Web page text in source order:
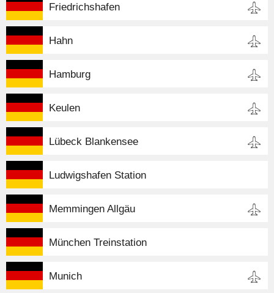
Friedrichshafen
Hahn
Hamburg
Keulen
Lübeck Blankensee
Ludwigshafen Station
Memmingen Allgäu
München Treinstation
Munich